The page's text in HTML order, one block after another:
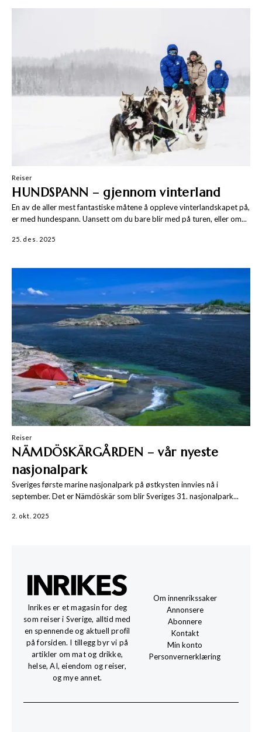
Reiser
HUNDSPANN – gjennom vinterland
En av de aller mest fantastiske måtene å oppleve vinterlandskapet på,
er med hundespann. Uansett om du bare blir med på turen, eller om...
25. des. 2025
Reiser
NÄMDÖSKÄRGÅRDEN – vår nyeste
nasjonalpark
Sveriges første marine nasjonalpark på østkysten innvies nå i
september. Det er Nämdöskär som blir Sveriges 31. nasjonalpark...
2. okt. 2025
Inrikes er et magasin for deg
som reiser i Sverige, alltid med
en spennende og aktuell profil
på forsiden. I tillegg byr vi på
artikler om mat og drikke,
helse, AI, eiendom og reiser,
og mye annet.
Om innenrikssaker
Annonsere
Abonnere
Kontakt
Min konto
Personvernerklæring